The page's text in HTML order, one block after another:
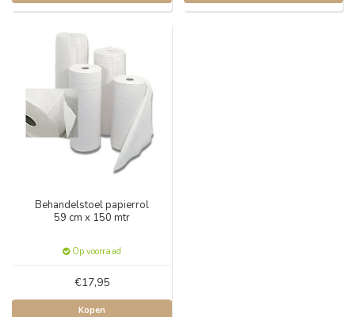
Behandelstoel papierrol
59 cm x 150 mtr
Op voorraad
€17,95
Kopen